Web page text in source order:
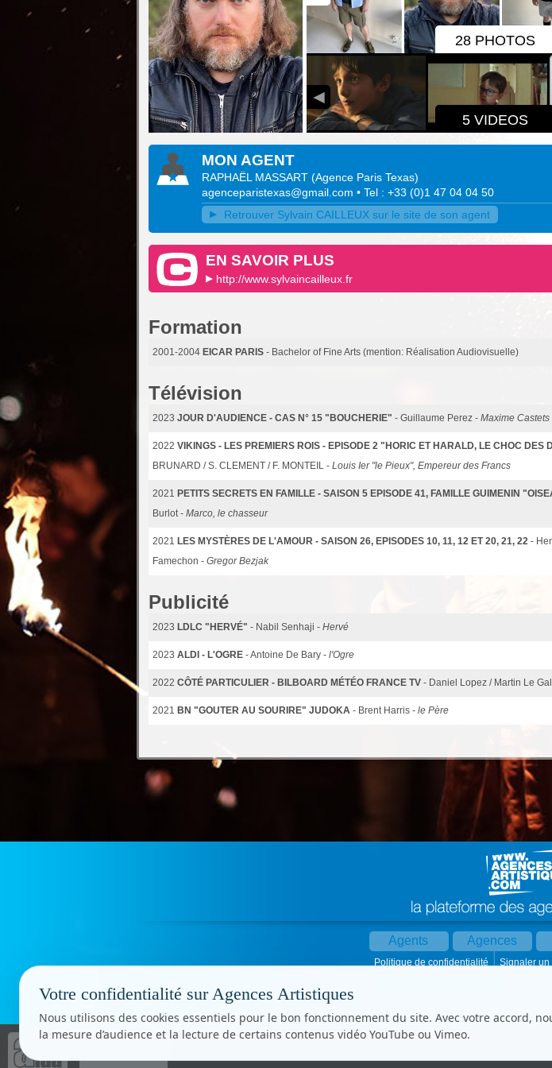
28 PHOTOS
5 VIDEOS
MON AGENT
RAPHAËL MASSART (Agence Paris Texas)
agenceparistexas@gmail.com • Tel : +33 (0)1 47 04 04 50
Retrouver Sylvain CAILLEUX sur le site de son agent
EN SAVOIR PLUS
http://www.sylvaincailleux.fr
Formation
2001-2004 EICAR PARIS - Bachelor of Fine Arts (mention: Réalisation Audiovisuelle)
Télévision
2023 JOUR D'AUDIENCE - CAS N° 15 "BOUCHERIE" - Guillaume Perez - Maxime
2022 VIKINGS - LES PREMIERS ROIS - EPISODE 2 "HORIC ET HARALD, LE CHOC DES
BRUNARD / S. CLEMENT / F. MONTEIL - Louis Ier "le Pieux", Empereur des Francs
2021 PETITS SECRETS EN FAMILLE - SAISON 5 EPISODE 41, FAMILLE GUIMENIN
Burlot - Marco, le chasseur
2021 LES MYSTÈRES DE L'AMOUR - SAISON 26, EPISODES 10, 11, 12 ET 20, 21, 22 -
Famechon - Gregor Bezjak
Publicité
2023 LDLC "HERVÉ" - Nabil Senhaji - Hervé
2023 ALDI - L'OGRE - Antoine De Bary - l'Ogre
2022 CÔTÉ PARTICULIER - BILBOARD MÉTÉO FRANCE TV - Daniel Lopez / Martin Le
2021 BN "GOUTER AU SOURIRE" JUDOKA - Brent Harris - le Père
Agents Agences
Politique de confidentialité Signaler un
Votre confidentialité sur Agences Artistiques
Nous utilisons des cookies essentiels pour le bon fonctionnement du site. Avec votre accord,
la mesure d’audience et la lecture de certains contenus vidéo YouTube ou Vimeo.